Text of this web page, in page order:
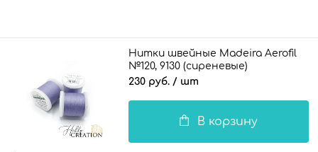
Нитки швейные Madeira Aerofil
№120, 9130 (сиреневые)
230 руб. / шт
В корзину